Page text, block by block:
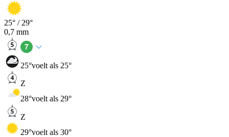
25° / 29°
0,7 mm
25°voelt als 25°
Z
28°voelt als 29°
Z
29°voelt als 30°